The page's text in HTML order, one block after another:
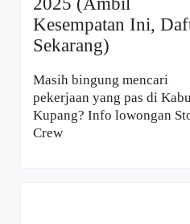
Kesempatan Ini,
Sekarang)
Masih bingung mencari
pekerjaan yang pas di
Kupang? Info lowongan
Crew